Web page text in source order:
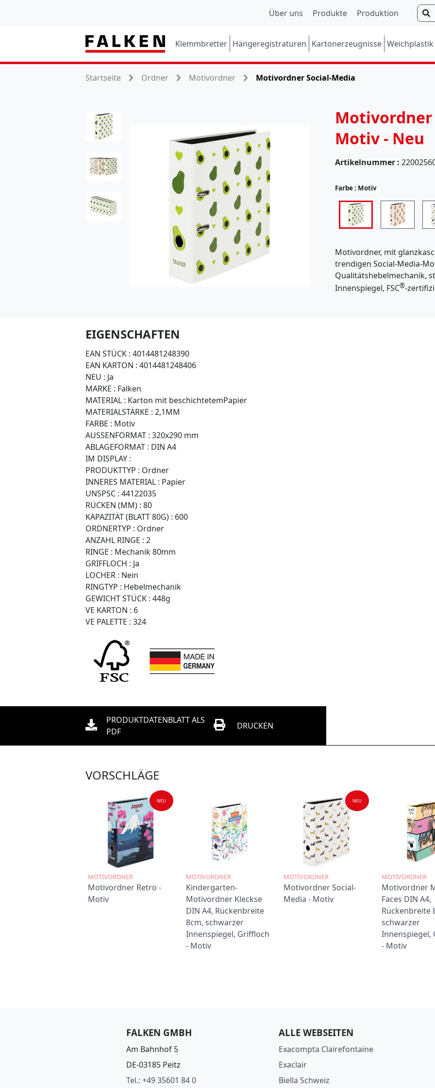
Über uns Produkte Produktion
S
u
h
Klemmbretter Hängeregistraturen Kartonerzeugnisse Weichplastik
Startseite Ordner Motivordner Motivordner Social-Media
Motivordner
Motiv - Neu
Artikelnummer :
5
7
Farbe : Motiv
Motivordner, mit
trendigen Social-Media-
Qualitätshebelmechanik,
Innenspiegel, FSC®-
EIGENSCHAFTEN
EAN STÜCK : 4014481248390
EAN KARTON : 4014481248406
NEU : Ja
MARKE : Falken
MATERIAL : Karton mit beschichtetemPapier
MATERIALSTÄRKE : 2,1MM
FARBE : Motiv
AUSSENFORMAT : 320x290 mm
ABLAGEFORMAT : DIN A4
IM DISPLAY :
PRODUKTTYP : Ordner
INNERES MATERIAL : Papier
UNSPSC : 44122035
RÜCKEN (MM) : 80
KAPAZITÄT (BLATT 80G) : 600
ORDNERTYP : Ordner
ANZAHL RINGE : 2
RINGE : Mechanik 80mm
GRIFFLOCH : Ja
LOCHER : Nein
RINGTYP : Hebelmechanik
GEWICHT STÜCK : 448g
VE KARTON : 6
VE PALETTE : 324
PRODUKTDATENBLATT ALS
PDF
DRUCKEN
VORSCHLÄGE
NEU
MOTIVORDNER
Motivordner Retro -
Motiv
MOTIVORDNER
Kindergarten-
Motivordner Kleckse
DIN A4, Rückenbreite
8cm, schwarzer
Innenspiegel, Griffloch
- Motiv
NEU
MOTIVORDNER
Motivordner Social-
Media - Motiv
MOTIVORDNER
Motivordner
Faces DIN A4,
Rückenbreite
schwarzer
Innenspiegel,
- Motiv
FALKEN GMBH
Am Bahnhof 5
DE-03185 Peitz
Tel.: +49 35601 84 0
ALLE WEBSEITEN
Exacompta Clairefontaine
Exaclair
Biella Schweiz